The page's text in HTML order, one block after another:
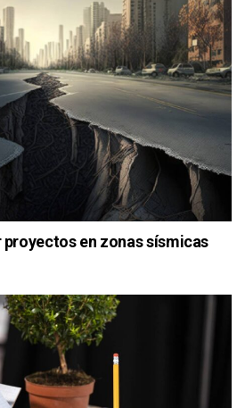
proyectos en zonas sísmicas